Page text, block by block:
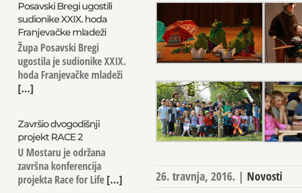
26. travnja, 2016. | Novosti
Posavski Bregi ugostili
sudionike XXIX. hoda
Franjevačke mladeži
Župa Posavski Bregi
ugostila je sudionike XXIX.
hoda Franjevačke mladeži
[...]
Završio dvogodišnji
projekt RACE 2
U Mostaru je održana
završna konferencija
projekta Race for Life[...]